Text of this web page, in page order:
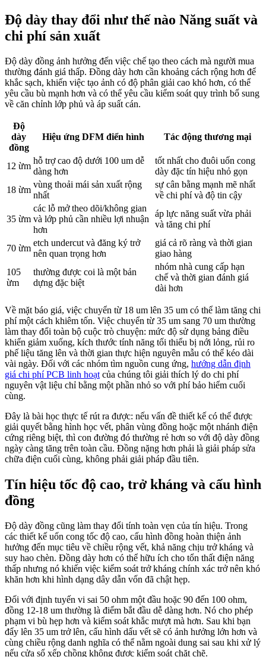
Độ dày thay đổi như thế nào Năng suất và
chi phí sản xuất
Độ dày đồng ảnh hưởng đến việc chế tạo theo cách mà người mua
thường đánh giá thấp. Đồng dày hơn cần khoảng cách rộng hơn để
khắc sạch, khiến việc tạo ảnh có độ phân giải cao khó hơn, có thể
yêu cầu bù mạnh hơn và có thể yêu cầu kiểm soát quy trình bổ sung
về căn chỉnh lớp phủ và áp suất cán.
Độ
dày
đồng
Hiệu ứng DFM điển hình Tác động thương mại
12 ừm
hỗ trợ cao độ dưới 100 um dễ
dàng hơn
tốt nhất cho đuôi uốn cong
dày đặc tín hiệu nhỏ gọn
18 ừm
vùng thoải mái sản xuất rộng
nhất
sự cân bằng mạnh mẽ nhất
về chi phí và độ tin cậy
35 ừm
các lỗ mở theo dõi/không gian
và lớp phủ cần nhiều lợi nhuận
hơn
áp lực năng suất vừa phải
và tăng chi phí
70 ừm
etch undercut và đăng ký trở
nên quan trọng hơn
giá cả rõ ràng và thời gian
giao hàng
105
ừm
thường được coi là một bản
dựng đặc biệt
nhóm nhà cung cấp hạn
chế và thời gian đánh giá
dài hơn
Về mặt báo giá, việc chuyển từ 18 um lên 35 um có thể làm tăng chi
phí một cách khiêm tốn. Việc chuyển từ 35 um sang 70 um thường
làm thay đổi toàn bộ cuộc trò chuyện: mức độ sử dụng bảng điều
khiển giảm xuống, kích thước tính năng tối thiểu bị nới lỏng, rủi ro
phế liệu tăng lên và thời gian thực hiện nguyên mẫu có thể kéo dài
vài ngày. Đối với các nhóm tìm nguồn cung ứng, hướng dẫn định
giá chi phí PCB linh hoạt của chúng tôi giải thích lý do chi phí
nguyên vật liệu chỉ bằng một phần nhỏ so với phí bảo hiểm cuối
cùng.
Đây là bài học thực tế rút ra được: nếu vấn đề thiết kế có thể được
giải quyết bằng hình học vết, phân vùng đồng hoặc một nhánh điện
cứng riêng biệt, thì con đường đó thường rẻ hơn so với độ dày đồng
ngày càng tăng trên toàn cầu. Đồng nặng hơn phải là giải pháp sửa
chữa điện cuối cùng, không phải giải pháp đầu tiên.
Tín hiệu tốc độ cao, trở kháng và cấu hình
đồng
Độ dày đồng cũng làm thay đổi tính toàn vẹn của tín hiệu. Trong
các thiết kế uốn cong tốc độ cao, cấu hình đồng hoàn thiện ảnh
hưởng đến mục tiêu về chiều rộng vết, khả năng chịu trở kháng và
suy hao chèn. Đồng dày hơn có thể hữu ích cho tổn thất điện năng
thấp nhưng nó khiến việc kiểm soát trở kháng chính xác trở nên khó
khăn hơn khi hình dạng dây dẫn vốn đã chật hẹp.
Đối với định tuyến vi sai 50 ohm một đầu hoặc 90 đến 100 ohm,
đồng 12-18 um thường là điểm bắt đầu dễ dàng hơn. Nó cho phép
phạm vi bù hẹp hơn và kiểm soát khắc mượt mà hơn. Sau khi bạn
đẩy lên 35 um trở lên, cấu hình dấu vết sẽ có ảnh hưởng lớn hơn và
cùng chiều rộng danh nghĩa có thể nằm ngoài dung sai sau khi xử lý
nếu cửa sổ xếp chồng không được kiểm soát chặt chẽ.